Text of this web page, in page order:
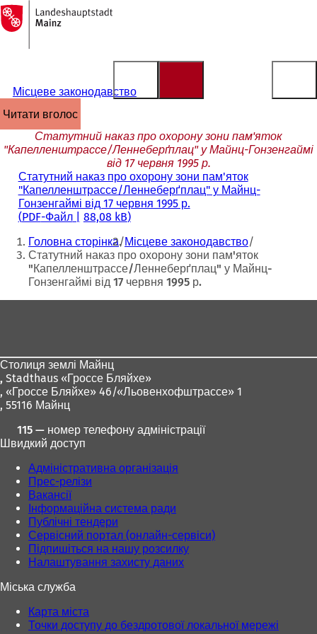
Перейти до змісту
На
головну
сторінку
Місцеве законодавство
читати вголос
Статутний наказ про охорону зони пам'яток
"Капелленштрассе/Леннеберґплац" у Майнц-Гонзенгаймі
від 17 червня 1995 р.
Статутний наказ про охорону зони пам'яток
"Капелленштрассе/Леннеберґплац" у Майнц-
Гонзенгаймі від 17 червня 1995 р.
PDF-Файл 88,08 kB
Ти
тут:
Головна сторінка Місцеве законодавство
Статутний наказ про охорону зони пам'яток
"Капелленштрассе/Леннеберґплац" у Майнц-
Гонзенгаймі від 17 червня 1995 р.
Столиця землі Майнц
, Stadthaus «Гроссе Бляйхе»
, «Гроссе Бляйхе» 46/«Льовенхофштрассе» 1
, 55116 Майнц
115 — номер телефону адміністрації
Швидкий доступ
Адміністративна організація
Прес-релізи
Вакансії
Інформаційна система ради
Публічні тендери
Сервісний портал (онлайн-сервіси)
Підпишіться на нашу розсилку
Налаштування захисту даних
Міська служба
Карта міста
Точки доступу до бездротової локальної мережі